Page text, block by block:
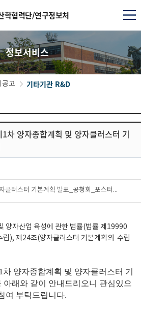
학협력단/연구정보처
정보서비스
공고 기타기관 R&D
차 양자종합계획 및 양자클러스터 기
제1차 양자종합계획 및 양자클러스터 기본계획 발표_공청회_포스터_수정본.pdf
양자산업 육성에 관한 법률(법률 제19990
립), 제24조(양자클러스터 기본계획의 수립
1차 양자종합계획 및 양자클러스터 기
아래와 같이 안내드리오니 관심있으
여 부탁드립니다.